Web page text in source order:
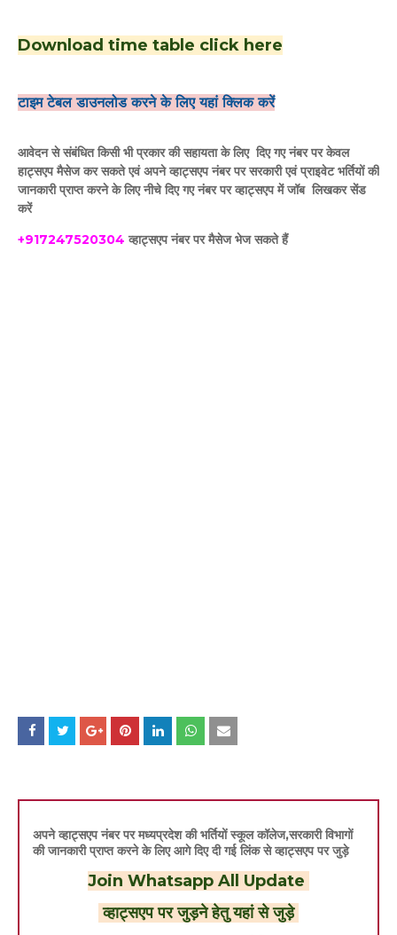
Download time table click here
टाइम टेबल डाउनलोड करने के लिए यहां क्लिक करें
आवेदन से संबंधित किसी भी प्रकार की सहायता के लिए दिए गए नंबर पर केवल
हाट्सएप मैसेज कर सकते एवं अपने व्हाट्सएप नंबर पर सरकारी एवं प्राइवेट भर्तियों की
जानकारी प्राप्त करने के लिए नीचे दिए गए नंबर पर व्हाट्सएप में जॉब लिखकर सेंड
करें
+917247520304 व्हाट्सएप नंबर पर मैसेज भेज सकते हैं
अपने व्हाट्सएप नंबर पर मध्यप्रदेश की भर्तियों स्कूल कॉलेज,सरकारी विभागों
की जानकारी प्राप्त करने के लिए आगे दिए दी गई लिंक से व्हाट्सएप पर जुड़े
Join Whatsapp All Update
व्हाट्सएप पर जुड़ने हेतु यहां से जुड़े